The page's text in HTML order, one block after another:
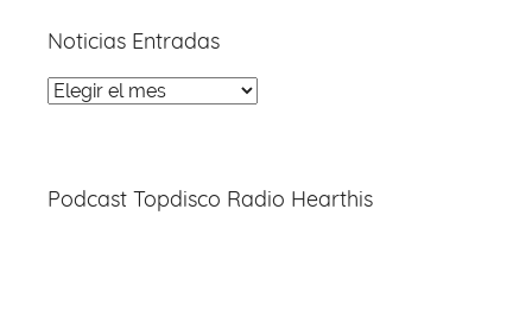
Noticias Entradas
Noticias
Podcast Topdisco Radio Hearthis